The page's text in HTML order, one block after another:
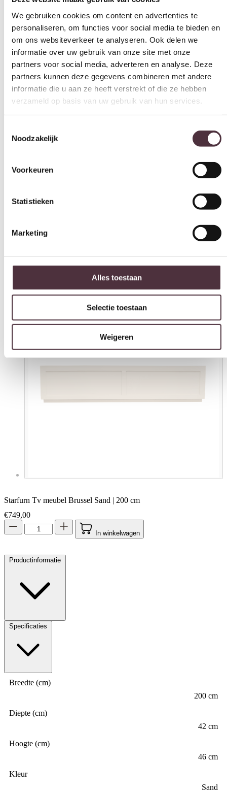
We gebruiken cookies om content en advertenties te
personaliseren, om functies voor social media te bieden en
om ons websiteverkeer te analyseren. Ook delen we
informatie over uw gebruik van onze site met onze
partners voor social media, adverteren en analyse. Deze
partners kunnen deze gegevens combineren met andere
informatie die u aan ze heeft verstrekt of die ze hebben
verzameld op basis van uw gebruik van hun services.
Noodzakelijk
Voorkeuren
Statistieken
Marketing
Alles toestaan
Selectie toestaan
Weigeren
Starfurn Tv meubel Brussel Sand | 200 cm
€749,00
In winkelwagen
Productinformatie
Specificaties
Breedte (cm)
200 cm
Diepte (cm)
42 cm
Hoogte (cm)
46 cm
Kleur
Sand